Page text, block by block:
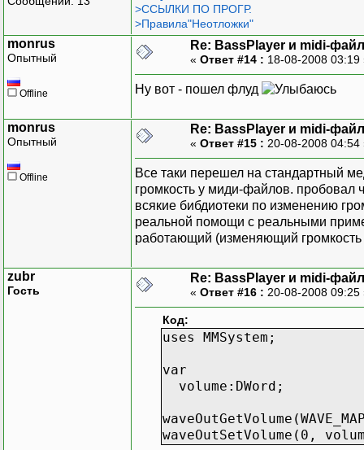
>ССЫЛКИ ПО ПРОГР.
>Правила"Неотложки"
monrus
Опытный
Offline
Re: BassPlayer и midi-
« Ответ #14 : 18-08-2008
Ну вот - пошел флуд
monrus
Опытный
Offline
Re: BassPlayer и midi-
« Ответ #15 : 20-08-2008
Все таки перешел на стандартный
громкость у миди-файлов. пробовал
всякие бибдиотеки по изменению
реальной помощи с реальными
работающий (изменяющий
zubr
Гость
Re: BassPlayer и midi-
« Ответ #16 : 20-08-2008
Код:
uses MMSystem;
var
volume:DWord;
waveOutSetVolume(0,